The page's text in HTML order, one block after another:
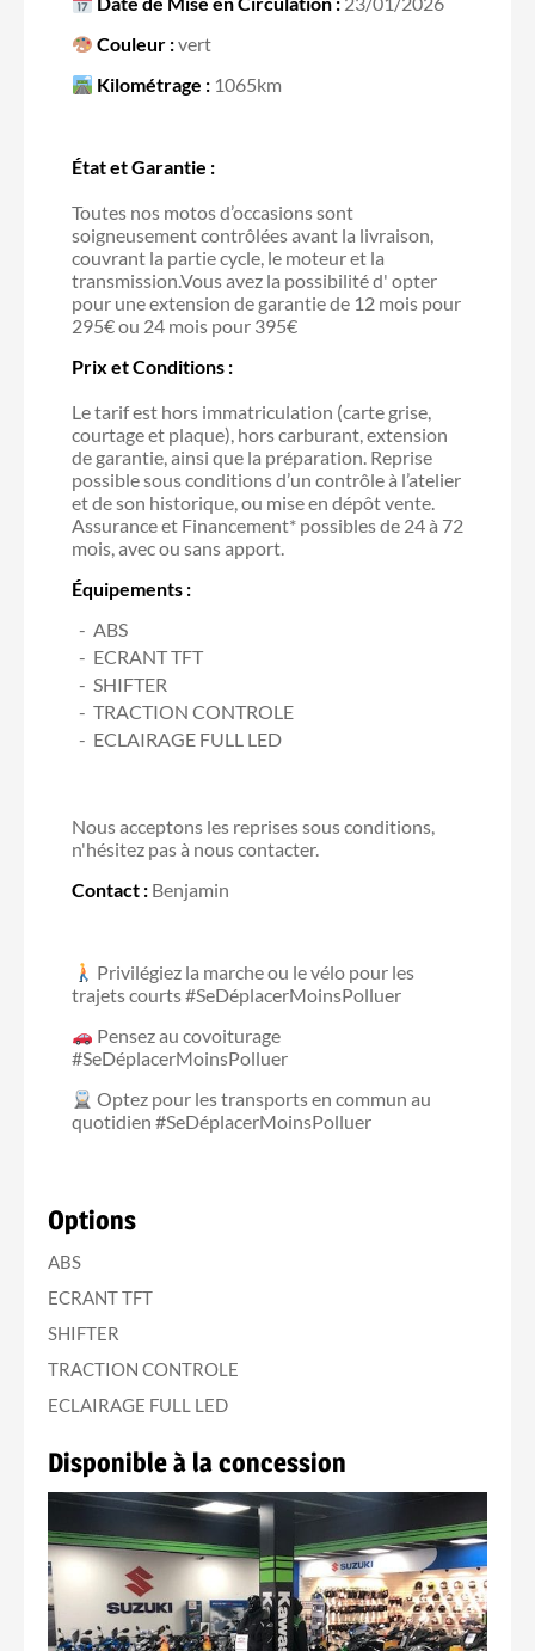
Couleur :vert
Kilométrage : 1065km
État et Garantie :
Toutes nos motos d’occasions sont
soigneusement contrôlées avant la livraison,
couvrant la partie cycle, le moteur et la
transmission.Vous avez la possibilité d' opter
pour une extension de garantie de 12 mois pour
295€ ou 24 mois pour 395€
Prix et Conditions :
Le tarif est hors immatriculation (carte grise,
courtage et plaque), hors carburant, extension
de garantie, ainsi que la préparation. Reprise
possible sous conditions d’un contrôle à l’atelier
et de son historique, ou mise en dépôt vente.
Assurance et Financement* possibles de 24 à 72
mois, avec ou sans apport.
Équipements :
ABS
ECRANT TFT
SHIFTER
TRACTION CONTROLE
ECLAIRAGE FULL LED
Nous acceptons les reprises sous conditions,
n'hésitez pas à nous contacter.
Contact : Benjamin
Privilégiez la marche ou le vélo pour les
trajets courts #SeDéplacerMoinsPolluer
Pensez au covoiturage
#SeDéplacerMoinsPolluer
Optez pour les transports en commun au
quotidien #SeDéplacerMoinsPolluer
Options
ABS
ECRANT TFT
SHIFTER
TRACTION CONTROLE
ECLAIRAGE FULL LED
Disponible à la concession